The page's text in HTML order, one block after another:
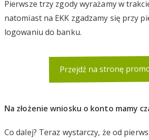
Pierwsze trzy zgody wyrażamy w
natomiast na EKK zgadzamy się przy
logowaniu do banku.
Przejdź na stronę
Na złożenie wniosku o konto mamy
Co dalej? Teraz wystarczy, że od